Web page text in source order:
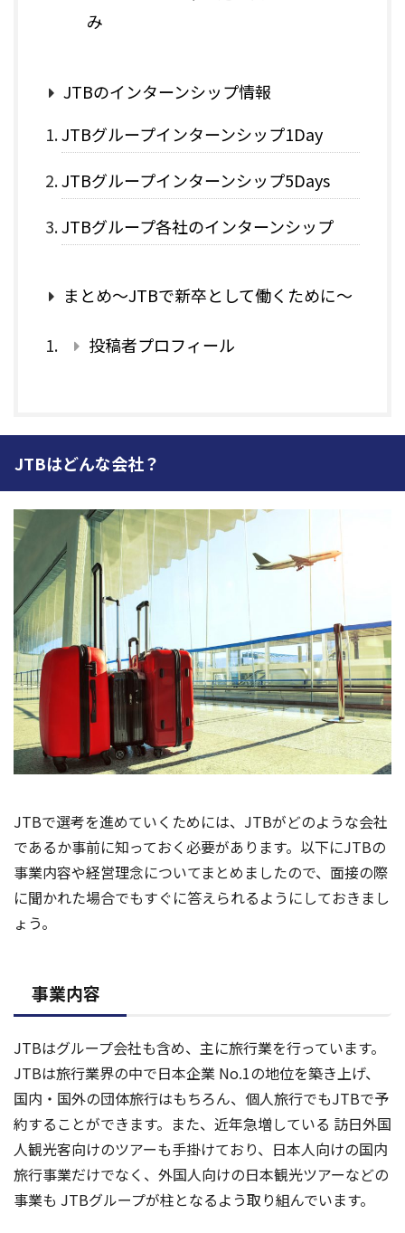
み
JTBのインターンシップ情報
JTBグループインターンシップ1Day
JTBグループインターンシップ5Days
JTBグループ各社のインターンシップ
まとめ～JTBで新卒として働くために～
投稿者プロフィール
JTBはどんな会社？
JTBで選考を進めていくためには、JTBがどのような会社
であるか事前に知っておく必要があります。以下にJTBの
事業内容や経営理念についてまとめましたので、面接の際
に聞かれた場合でもすぐに答えられるようにしておきまし
ょう。
事業内容
JTBはグループ会社も含め、主に旅行業を行っています。
JTBは旅行業界の中で日本企業 No.1の地位を築き上げ、
国内・国外の団体旅行はもちろん、個人旅行でもJTBで予
約することができます。また、近年急増している 訪日外国
人観光客向けのツアーも手掛けており、日本人向けの国内
旅行事業だけでなく、外国人向けの日本観光ツアーなどの
事業も JTBグループが柱となるよう取り組んでいます。